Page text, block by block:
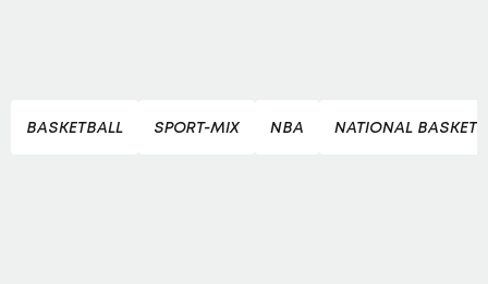
BASKETBALL SPORT-MIX NBA NATIONAL